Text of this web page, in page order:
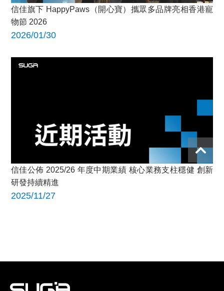
信佳旗下 HappyPaws（開心寶）攜眾多品牌亮相香港寵
物節 2026
2026/01/30
信佳公佈 2025/26 年度中期業績 核心業務支柱穩健 創新
研發持續精進
2025/11/27